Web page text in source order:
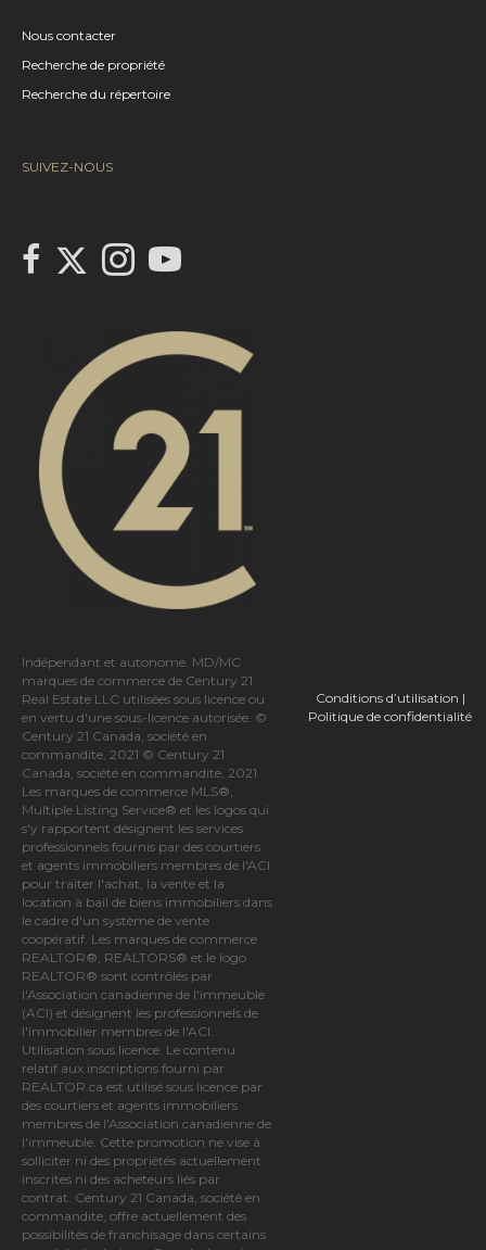
Nous contacter
Recherche de propriété
Recherche du répertoire
SUIVEZ-NOUS
link to Century 21 Canada's facebook page
Link to Century 21 Canada's Twitter page
Link to Century 21 Canada's Instagram page
link to Century 21 Canada's YouTube page
Indépendant et autonome. MD/MC
marques de commerce de Century 21
Real Estate LLC utilisées sous licence ou
en vertu d'une sous-licence autorisée. ©
Century 21 Canada, société en
commandite, 2021 © Century 21
Canada, société en commandite, 2021
Les marques de commerce MLS®,
Multiple Listing Service® et les logos qui
s'y rapportent désignent les services
professionnels fournis par des courtiers
et agents immobiliers membres de l'ACI
pour traiter l'achat, la vente et la
location à bail de biens immobiliers dans
le cadre d'un système de vente
coopératif. Les marques de commerce
REALTOR®, REALTORS® et le logo
REALTOR® sont contrôlés par
l'Association canadienne de l'immeuble
(ACI) et désignent les professionnels de
l'immobilier membres de l'ACI.
Utilisation sous licence. Le contenu
relatif aux inscriptions fourni par
REALTOR.ca est utilisé sous licence par
des courtiers et agents immobiliers
membres de l'Association canadienne de
l'immeuble . Cette promotion ne vise à
solliciter ni des propriétés actuellement
inscrites ni des acheteurs liés par
contrat. Century 21 Canada, société en
commandite, offre actuellement des
possibilités de franchisage dans certains
Conditions d’utilisation |
Politique de confidentialité